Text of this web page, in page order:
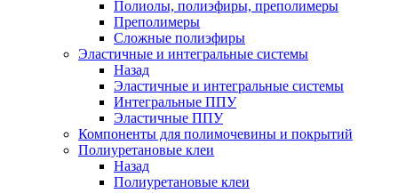
Полиолы, полиэфиры, преполимеры
Преполимеры
Сложные полиэфиры
Эластичные и интегральные системы
Назад
Эластичные и интегральные системы
Интегральные ППУ
Эластичные ППУ
Компоненты для полимочевины и покрытий
Полиуретановые клеи
Назад
Полиуретановые клеи